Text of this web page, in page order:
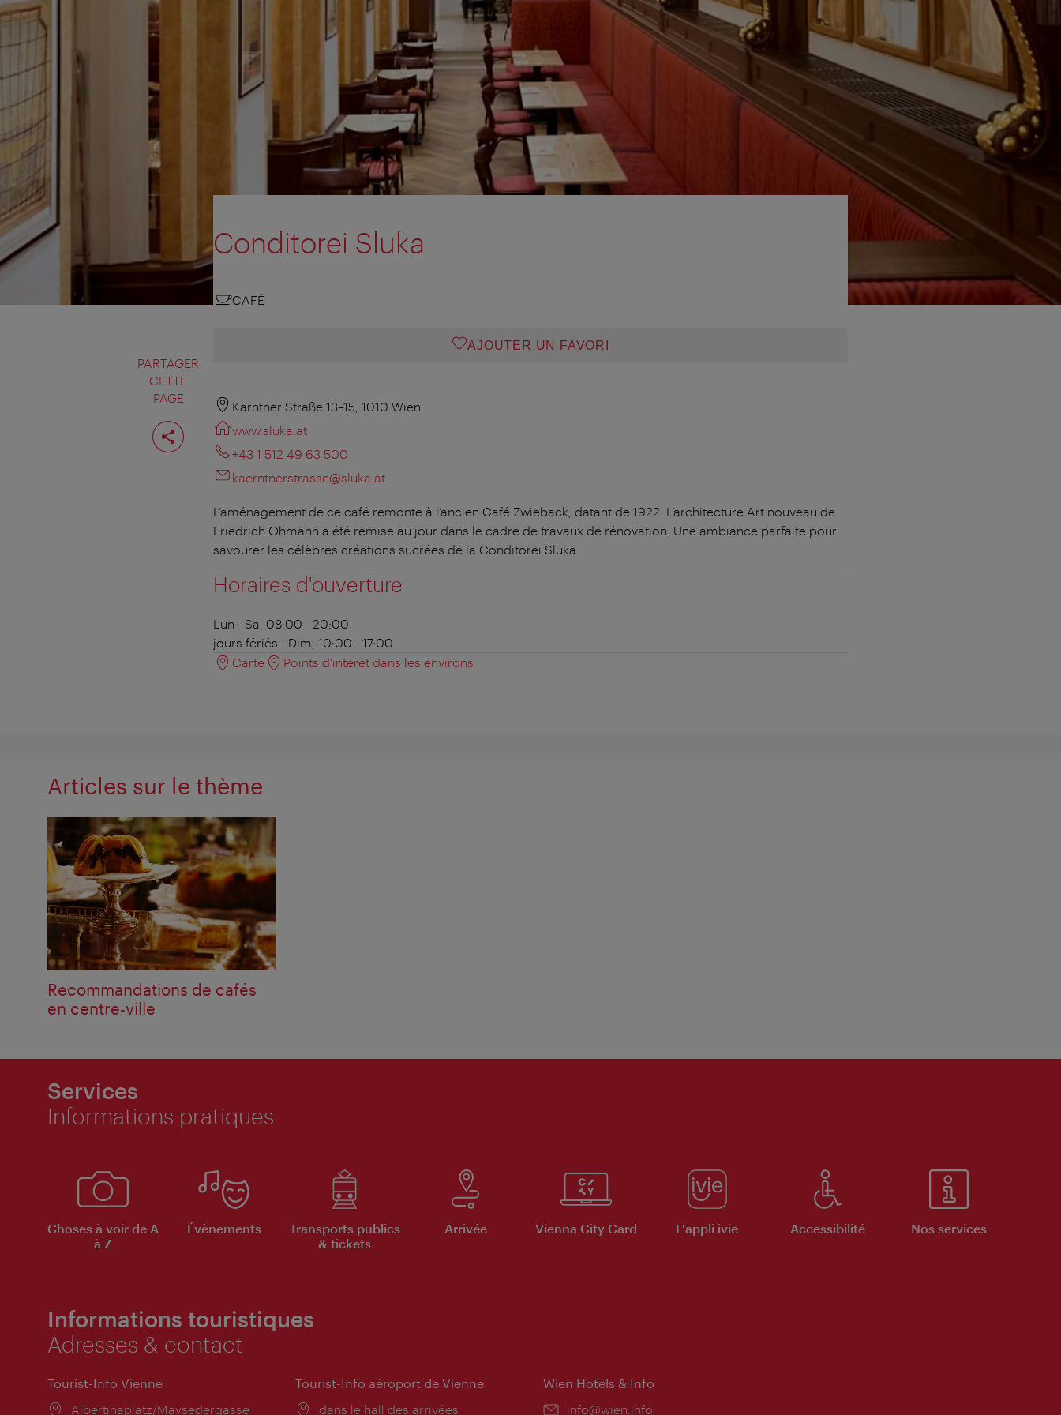
PARTAGER
CETTE
PAGE
Partager
cette
page
Conditorei Sluka
CAFÉ
AJOUTER UN FAVORI
Kärntner Straße 13–15, 1010 Wien
www.sluka.at
+43 1 512 49 63 500
kaerntnerstrasse@sluka.at
L’aménagement de ce café remonte à l’ancien Café Zwieback, datant de 1922. L’architecture Art nouveau de
Friedrich Ohmann a été remise au jour dans le cadre de travaux de rénovation. Une ambiance parfaite pour
savourer les célèbres créations sucrées de la Conditorei Sluka.
Horaires d'ouverture
Lun - Sa, 08:00 - 20:00
jours fériés - Dim, 10:00 - 17:00
Carte
Points d'intérêt dans les environs
Articles sur le thème
Recommandations de cafés
en centre-ville
Services
Informations pratiques
Choses à voir de A
à Z
Évènements
Transports publics
& tickets
Arrivée Vienna City Card L'appli ivie Accessibilité Nos services
Informations touristiques
Adresses & contact
Tourist-Info Vienne
Lieu:
Albertinaplatz/Maysedergasse
Tourist-Info aéroport de Vienne
Lieu:
dans le hall des arrivées
Wien Hotels & Info
E-
info@wien.info